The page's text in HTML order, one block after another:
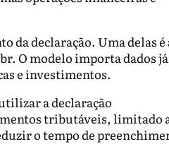
da declaração. Uma delas é
O modelo importa dados já
e investimentos.
a declaração
tributáveis, limitado
o tempo de